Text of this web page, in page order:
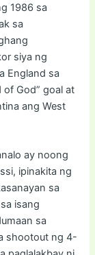
1986 sa
sa
siya ng
England sa
of God” goal at
ang West
ay noong
ipinakita ng
sa
isang
sa
shootout ng 4-